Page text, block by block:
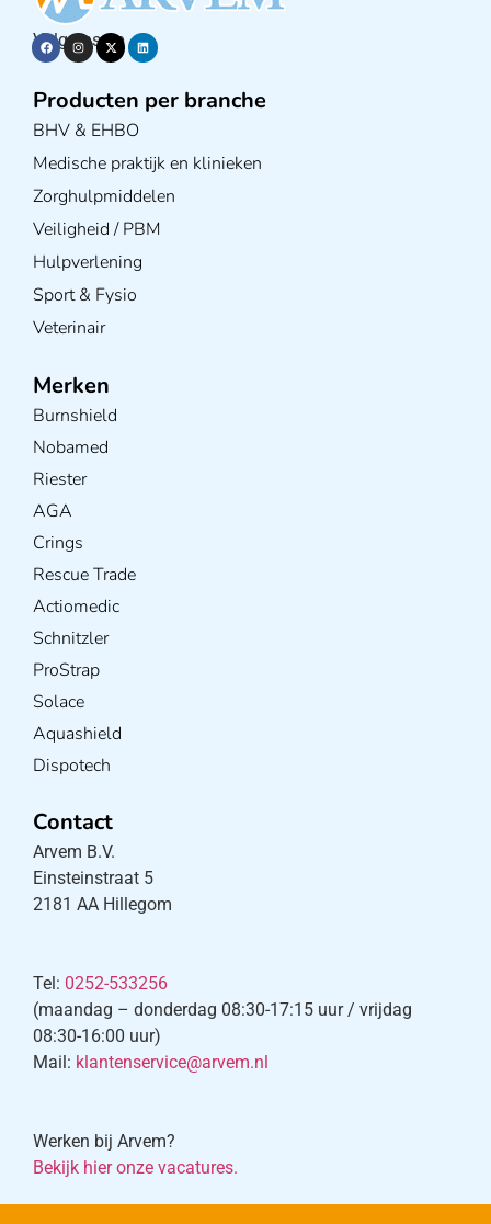
Volg ons op
Producten per branche
BHV & EHBO
Medische praktijk en klinieken
Zorghulpmiddelen
Veiligheid / PBM
Hulpverlening
Sport & Fysio
Veterinair
Merken
Burnshield
Nobamed
Riester
AGA
Crings
Rescue Trade
Actiomedic
Schnitzler
ProStrap
Solace
Aquashield
Dispotech
Contact
Arvem B.V.
Einsteinstraat 5
2181 AA Hillegom
Tel: 0252-533256
(maandag – donderdag 08:30-17:15 uur / vrijdag
08:30-16:00 uur)
Mail: klantenservice@arvem.nl
Werken bij Arvem?
Bekijk hier onze vacatures.